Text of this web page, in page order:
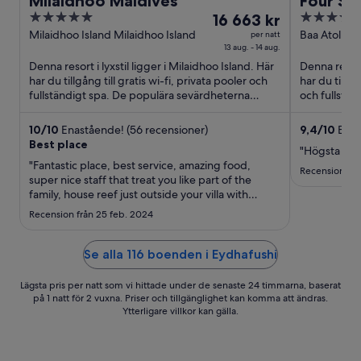
5
out
5
Milaidhoo Island Milaidhoo Island
Priset
16 663 kr
per
natt
mellan
14
aug.
16 663 kr
per natt
13 aug. - 14 aug.
Denna resort i lyxstil ligger i Milaidhoo Island. Här
har du tillgång till gratis wi-fi, privata pooler och
fullständigt spa. De populära sevärdheterna
10/10 Enastående! (56 recensioner)
Best place
"Fantastic place, best service, amazing food,
super nice staff that treat you like part of the
family, house reef just outside your villa with
amazing snorkeling. You cannot go wrong here."
Recension från 25 feb. 2024
5
out
5
Baa Atoll
Denna
har du
och
9,4/10
"Högsta
Recension
Se alla 116 boenden i Eydhafushi
Lägsta pris per natt som vi hittade under de senaste 24 timmarna, baserat
på 1 natt för 2 vuxna. Priser och tillgänglighet kan komma att ändras.
Ytterligare villkor kan gälla.